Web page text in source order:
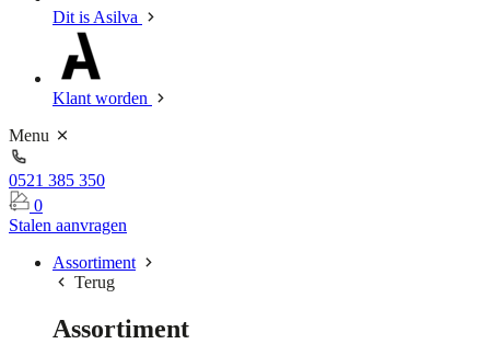
Dit is Asilva
Klant worden
Menu
0521 385 350
0
Stalen aanvragen
Assortiment
Terug
Assortiment